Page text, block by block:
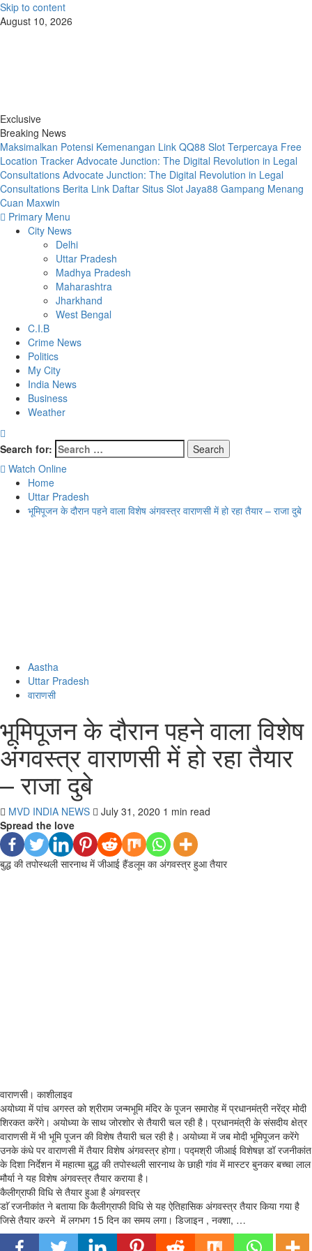
Skip to content
August 10, 2026
Exclusive
Breaking News
Maksimalkan Potensi Kemenangan Link QQ88 Slot Terpercaya Free
Location Tracker Advocate Junction: The Digital Revolution in Legal
Consultations Advocate Junction: The Digital Revolution in Legal
Consultations Berita Link Daftar Situs Slot Jaya88 Gampang Menang
Cuan Maxwin
Primary Menu
City News
Delhi
Uttar Pradesh
Madhya Pradesh
Maharashtra
Jharkhand
West Bengal
C.I.B
Crime News
Politics
My City
India News
Business
Weather
Search for:
Watch Online
Home
Uttar Pradesh
भूमिपूजन के दौरान पहने वाला विशेष अंगवस्त्र वाराणसी में हो रहा तैयार – राजा दुबे
Aastha
Uttar Pradesh
वाराणसी
भूमिपूजन के दौरान पहने वाला विशेष
अंगवस्त्र वाराणसी में हो रहा तैयार
– राजा दुबे
MVD INDIA NEWS July 31, 2020 1 min read
Spread the love
बुद्ध की तपोस्थली सारनाथ में जीआई हैंडलूम का अंगवस्त्र हुआ तैयार
वाराणसी। काशीलाइव
अयोध्या में पांच अगस्त को श्रीराम जन्मभूमि मंदिर के पूजन समारोह में प्रधानमंत्री नरेंद्र मोदी
शिरकत करेंगे। अयोध्या के साथ जोरशोर से तैयारी चल रही है। प्रधानमंत्री के संसदीय क्षेत्र
वाराणसी में भी भूमि पूजन की विशेष तैयारी चल रही है। अयोध्या में जब मोदी भूमिपूजन करेंगे
उनके कंधे पर वाराणसी में तैयार विशेष अंगवस्त्र होगा। पद्मश्री जीआई विशेषज्ञ डॉ रजनीकांत
के दिशा निर्देशन में महात्मा बुद्ध की तपोस्थली सारनाथ के छाही गांव में मास्टर बुनकर बच्चा लाल
मौर्या ने यह विशेष अंगवस्त्र तैयार कराया है।
कैलीग्राफी विधि से तैयार हुआ है अंगवस्त्र
डाॅ रजनीकांत ने बताया कि कैलीग्राफी विधि से यह ऐतिहासिक अंगवस्त्र तैयार किया गया है
जिसे तैयार करने में लगभग 15 दिन का समय लगा। डिजाइन , नक्शा, …